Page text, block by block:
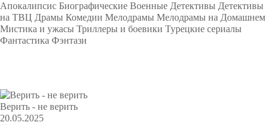
Апокалипсис Биографические Военные Детективы Детективы
на ТВЦ Драмы Комедии Мелодрамы Мелодрамы на Домашнем
Мистика и ужасы Триллеры и боевики Турецкие сериалы
Фантастика Фэнтази
Верить - не верить
20.05.2025